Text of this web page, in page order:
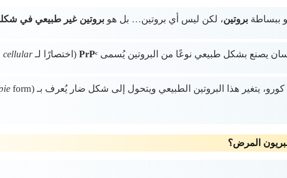
ببساطةبروتين، لكن ليس أي بروتين… بل هوبروتين غير طبيعي في
يصنع بشكل طبيعي نوعًا من البروتين يُسمىPrPᶜ (اختصارًا لـcellular
يتغير هذا البروتين الطبيعي ويتحول إلى شكل ضار يُعرف بـ
المرض؟